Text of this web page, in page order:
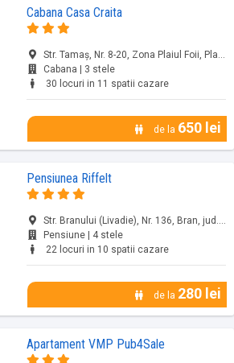
Cabana Casa Craita
Str. Tamaș, Nr. 8-20, Zona Plaiul Foii, Plaiul Foii, jud. Brașov
Cabana | 3 stele
30 locuri in 11 spatii cazare
de la 650 lei
Pensiunea Riffelt
Str. Branului (Livadie), Nr. 136, Bran, jud. Brașov
Pensiune | 4 stele
22 locuri in 10 spatii cazare
de la 280 lei
Apartament VMP Pub4Sale